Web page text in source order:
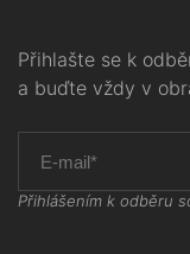
Přihlašte se k
a buďte vždy v
Přihlášením k odběru